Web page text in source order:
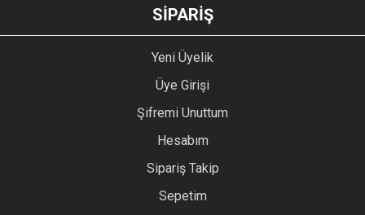
GÖNDER
SİPARİŞ
Yeni Üyelik
Üye Girişi
Şifremi Unuttum
Hesabım
Sipariş Takip
Sepetim